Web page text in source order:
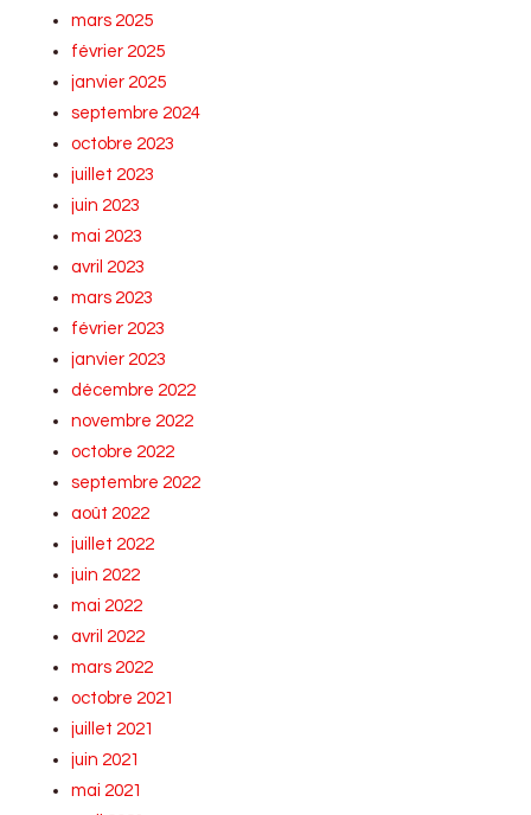
mars 2025
février 2025
janvier 2025
septembre 2024
octobre 2023
juillet 2023
juin 2023
mai 2023
avril 2023
mars 2023
février 2023
janvier 2023
décembre 2022
novembre 2022
octobre 2022
septembre 2022
août 2022
juillet 2022
juin 2022
mai 2022
avril 2022
mars 2022
octobre 2021
juillet 2021
juin 2021
mai 2021